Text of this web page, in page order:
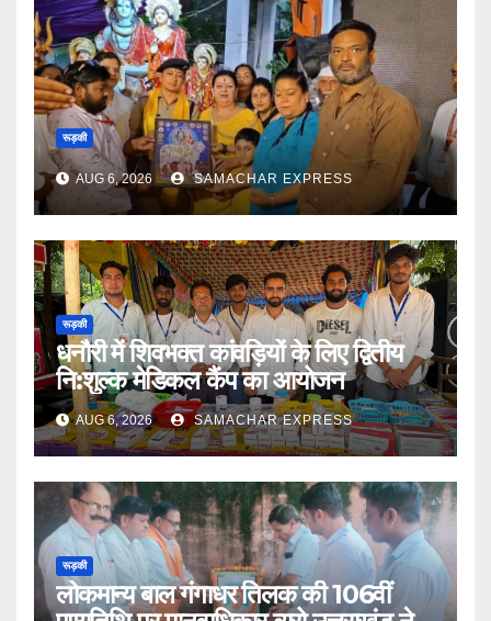
रूड़की
AUG 6, 2026 SAMACHAR EXPRESS
रूड़की
धनौरी में शिवभक्त कांवड़ियों के लिए द्वितीय
नि:शुल्क मेडिकल कैंप का आयोजन
AUG 6, 2026 SAMACHAR EXPRESS
रूड़की
लोकमान्य बाल गंगाधर तिलक की 106वीं